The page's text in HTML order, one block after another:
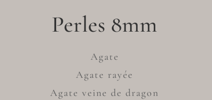
Perles 8mm
Agate
Agate rayée
Agate veine de dragon